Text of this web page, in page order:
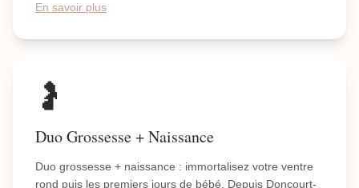
En savoir plus
🤰
Duo Grossesse + Naissance
Duo grossesse + naissance : immortalisez votre ventre
rond puis les premiers jours de bébé. Depuis Doncourt-